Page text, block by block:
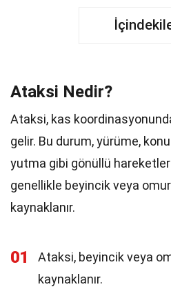
Ataksi Nedir?
Ataksi, kas
gelir. Bu durum, yürüme,
yutma gibi gönüllü
genellikle beyincik veya
kaynaklanır.
01
Ataksi, beyincik veya
kaynaklanır.